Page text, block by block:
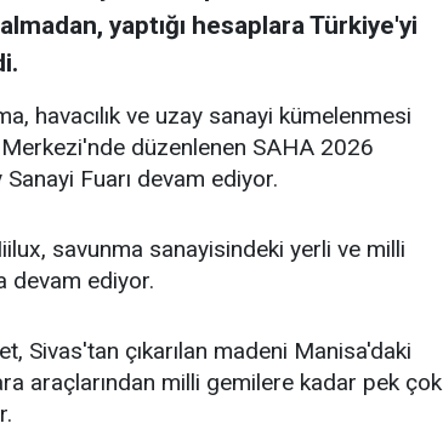
yaptığı hesaplara Türkiye'yi
havacılık ve uzay sanayi kümelenmesi
düzenlenen SAHA 2026
Sanayi Fuarı devam ediyor.
savunma sanayisindeki yerli ve milli
devam ediyor.
Sivas'tan çıkarılan madeni Manisa'daki
araçlarından milli gemilere kadar pek çok